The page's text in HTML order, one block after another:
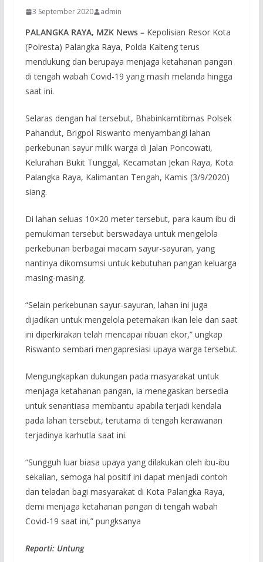
3 September 2020 admin
PALANGKA RAYA, MZK News – Kepolisian Resor Kota
(Polresta) Palangka Raya, Polda Kalteng terus
mendukung dan berupaya menjaga ketahanan pangan
di tengah wabah Covid-19 yang masih melanda hingga
saat ini.
Selaras dengan hal tersebut, Bhabinkamtibmas Polsek
Pahandut, Brigpol Riswanto menyambangi lahan
perkebunan sayur milik warga di Jalan Poncowati,
Kelurahan Bukit Tunggal, Kecamatan Jekan Raya, Kota
Palangka Raya, Kalimantan Tengah, Kamis (3/9/2020)
siang.
Di lahan seluas 10×20 meter tersebut, para kaum ibu di
pemukiman tersebut berswadaya untuk mengelola
perkebunan berbagai macam sayur-sayuran, yang
nantinya dikomsumsi untuk kebutuhan pangan keluarga
masing-masing.
“Selain perkebunan sayur-sayuran, lahan ini juga
dijadikan untuk mengelola peternakan ikan lele dan saat
ini diperkirakan telah mencapai ribuan ekor,” ungkap
Riswanto sembari mengapresiasi upaya warga tersebut.
Mengungkapkan dukungan pada masyarakat untuk
menjaga ketahanan pangan, ia menegaskan bersedia
untuk senantiasa membantu apabila terjadi kendala
pada lahan tersebut, terutama di tengah kerawanan
terjadinya karhutla saat ini.
“Sungguh luar biasa upaya yang dilakukan oleh ibu-ibu
sekalian, semoga hal positif ini dapat menjadi contoh
dan teladan bagi masyarakat di Kota Palangka Raya,
demi menjaga ketahanan pangan di tengah wabah
Covid-19 saat ini,” pungksanya
Reporti: Untung